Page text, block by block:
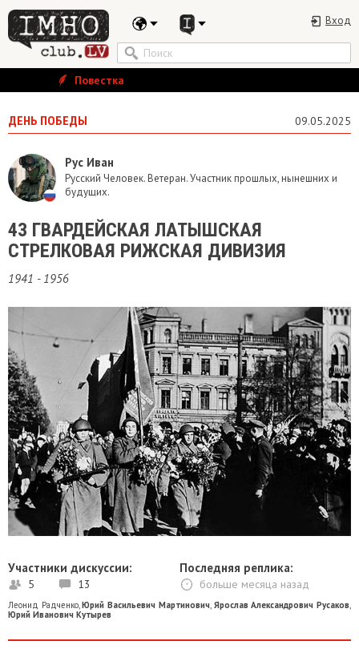
Вход
Повестка
ДЕНЬ ПОБЕДЫ 09.05.2025
Рус Иван
Русский Человек. Ветеран. Участник прошлых, нынешних и
будущих.
​43 ГВАРДЕЙСКАЯ ЛАТЫШСКАЯ
СТРЕЛКОВАЯ РИЖСКАЯ ДИВИЗИЯ
1941 - 1956
Участники дискуссии:
5 13
Последняя реплика:
больше месяца назад
Леонид Радченко,Юрий Васильевич Мартинович, Ярослав Александрович Русаков,
Юрий Иванович Кутырев